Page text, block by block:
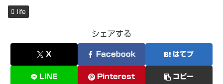
life
シェアする
X Facebook はてブ
LINE Pinterest コピー